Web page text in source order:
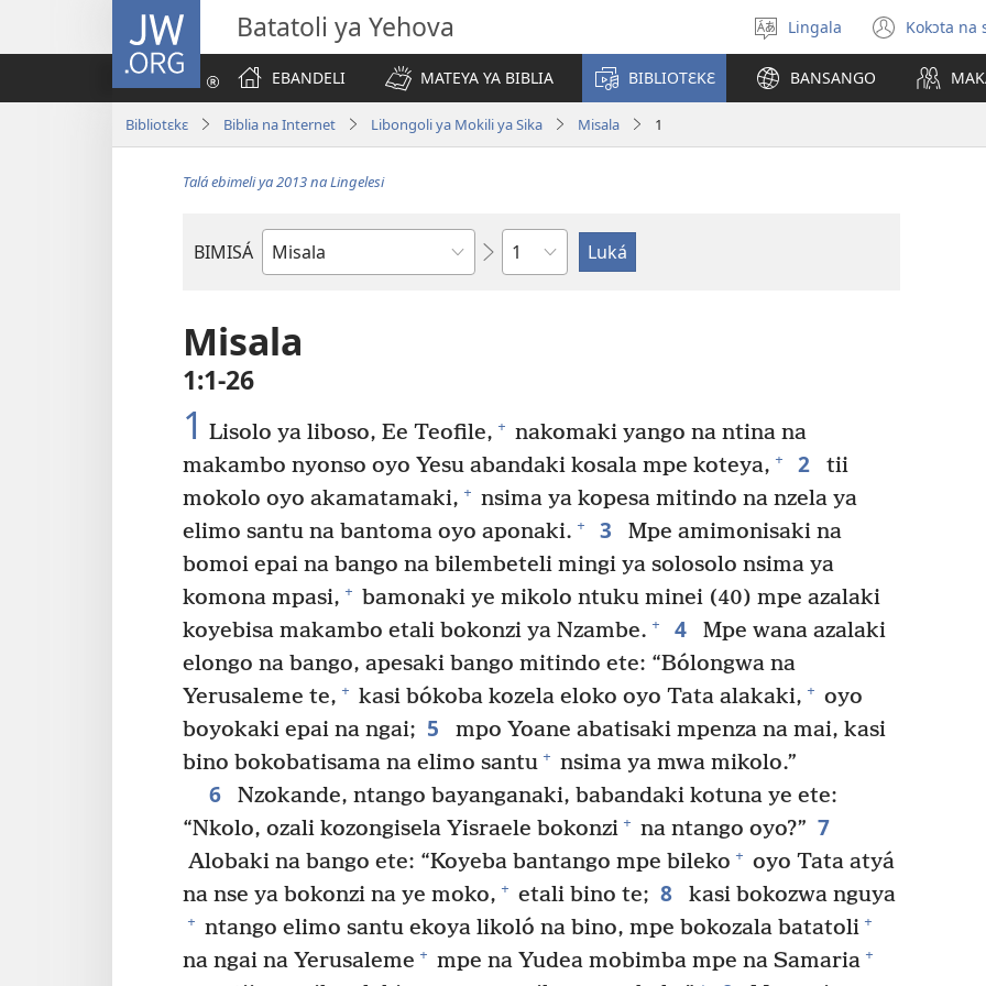
JW.ORG Batatoli ya Yehova
Poná
monɔkɔ
Lingala Kokɔta na
EBANDELI
MATEYA YA BIBLIA BIBLIOTƐKƐ BANSANGO
Bibliotɛkɛ Biblia na Internet Libongoli ya Mokili ya Sika Misala 1
Talá ebimeli ya 2013 na Lingelesi
BIMISÁ
Mokanda
Biblia
Mokapo
Misala
1:1-26
1 Lisolo ya liboso, Ee Teofile, + nakomaki yango na ntina na
makambo nyonso oyo Yesu abandaki kosala mpe koteya, + 2
tii
mokolo oyo akamatamaki, + nsima ya kopesa mitindo na nzela ya
elimo santu na bantoma oyo aponaki. + 3
Mpe amimonisaki na
bomoi epai na bango na bilembeteli mingi ya solosolo nsima ya
komona mpasi, + bamonaki ye mikolo ntuku minei (40) mpe azalaki
koyebisa makambo etali bokonzi ya Nzambe. + 4
Mpe wana azalaki
elongo na bango, apesaki bango mitindo ete: “Bólongwa na
Yerusaleme te, + kasi bókoba kozela eloko oyo Tata alakaki, + oyo
boyokaki epai na ngai; 5
mpo Yoane abatisaki mpenza na mai, kasi
bino bokobatisama na elimo santu + nsima ya mwa mikolo.”
6
Nzokande, ntango bayanganaki, babandaki kotuna ye ete:
“Nkolo, ozali kozongisela Yisraele bokonzi + na ntango oyo?” 7
Alobaki na bango ete: “Koyeba bantango mpe bileko + oyo Tata atyá
na nse ya bokonzi na ye moko, + etali bino te; 8 kasi bokozwa nguya
+ ntango elimo santu ekoya likoló na bino, mpe bokozala batatoli +
na ngai na Yerusaleme + mpe na Yudea mobimba mpe na Samaria +